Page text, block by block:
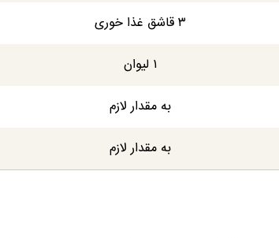
۳ قاشق غذا خوری
۱ لیوان
به مقدار لازم
به مقدار لازم